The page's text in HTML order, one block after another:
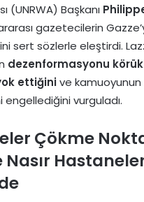
(UNRWA) Başkanı
gazetecilerin
sert sözlerle eleştirdi.
dezenformasyonu
ettiğinive
vurguladı.
Çökme
Nasır